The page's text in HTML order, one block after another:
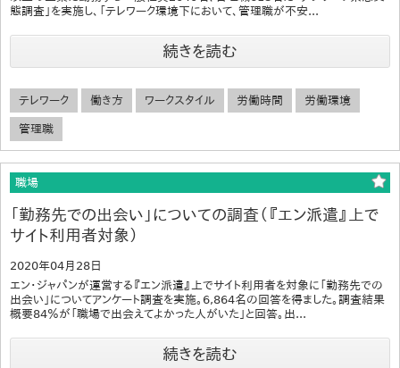
態調査」を実施し、「テレワーク環境下において、管理職が不安...
続きを読む
テレワーク 働き方 ワークスタイル 労働時間 労働環境
管理職
職場
「勤務先での出会い」についての調査（『エン派遣』上で
サイト利用者対象）
2020年04月28日
エン・ジャパンが運営する『エン派遣』上でサイト利用者を対象に「勤務先での
出会い」についてアンケート調査を実施。6,864名の回答を得ました。調査結果
概要84％が「職場で出会えてよかった人がいた」と回答。出...
続きを読む